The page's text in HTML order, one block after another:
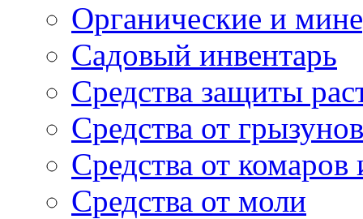
Органические и
Садовый инвентарь
Средства защиты
Средства от грызунов
Средства от
Средства от моли